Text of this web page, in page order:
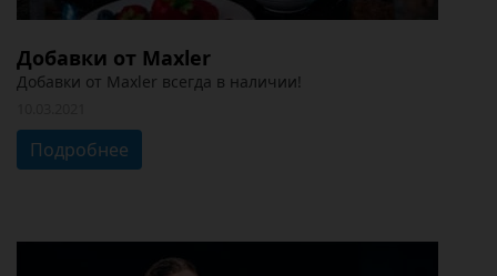
Добавки от Maxler
Добавки от Maxler всегда в наличии!
Подробнее